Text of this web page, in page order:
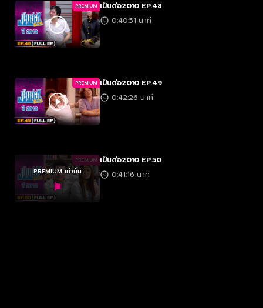
PREMIUM เป็นต่อ2010 EP.48
0:40:51 นาที
PREMIUM เป็นต่อ2010 EP.49
0:42:26 นาที
PREMIUM
PREMIUM เท่านั้น
เป็นต่อ2010 EP.50
0:41:16 นาที